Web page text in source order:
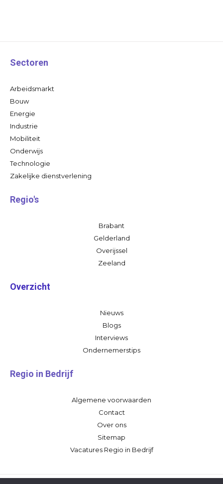
Sectoren
Arbeidsmarkt
Bouw
Energie
Industrie
Mobiliteit
Onderwijs
Technologie
Zakelijke dienstverlening
Regio's
Brabant
Gelderland
Overijssel
Zeeland
Overzicht
Nieuws
Blogs
Interviews
Ondernemerstips
Regio in Bedrijf
Algemene voorwaarden
Contact
Over ons
Sitemap
Vacatures Regio in Bedrijf